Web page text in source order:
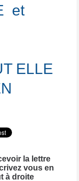
et
ELLE
la lettre
vous en
à droite